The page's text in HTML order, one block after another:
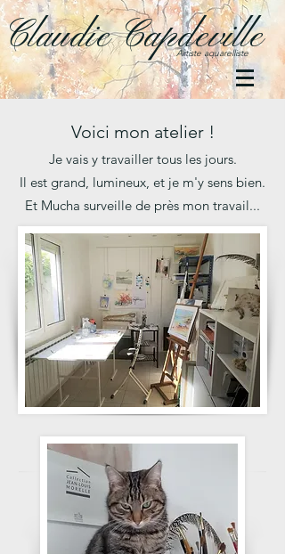
Artiste aquarelliste
Claudie Capdeville
Voici mon atelier !
Je vais y travailler tous les jours.
Il est grand, lumineux, et je m'y sens bien.
Et Mucha surveille de près mon travail...